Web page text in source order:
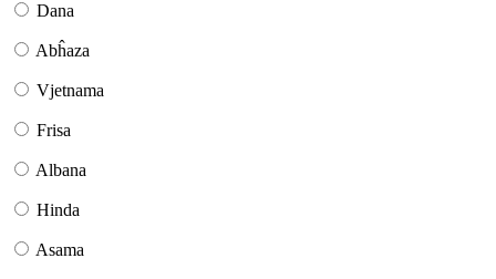
Dana
Abĥaza
Vjetnama
Frisa
Albana
Hinda
Asama